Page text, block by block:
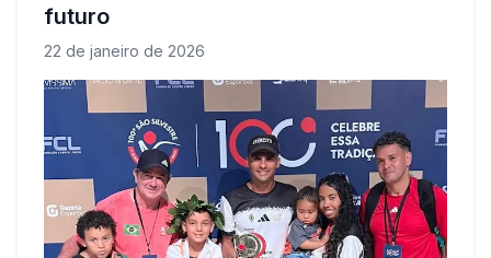
futuro
22 de janeiro de 2026